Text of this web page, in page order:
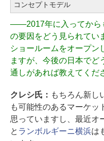
コンセプトモデル
――2017年に入ってか
の要因をどう見られてい
ショールームをオープン
ますが、今後の日本でど
通しがあれば教えてくだ
クレシ氏： もちろん新し
も可能性のあるマーケッ
思っていますし、最近オ
と ランボルギーニ横浜は